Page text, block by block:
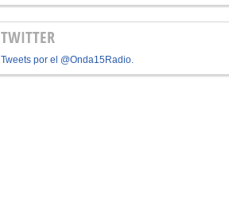
TWITTER
Tweets por el @Onda15Radio.